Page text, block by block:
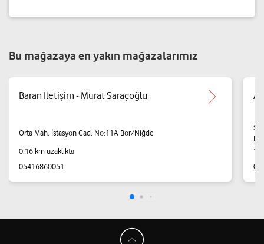
Bu mağazaya en yakın mağazalarımız
Baran İletişim - Murat Saraçoğlu
Orta Mah. İstasyon Cad. No:11A Bor/Niğde
0.16 km uzaklıkta
05416860051